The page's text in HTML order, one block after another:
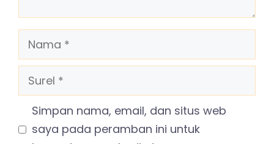
Nama
Surel
Simpan nama, email, dan situs web
saya pada peramban ini untuk